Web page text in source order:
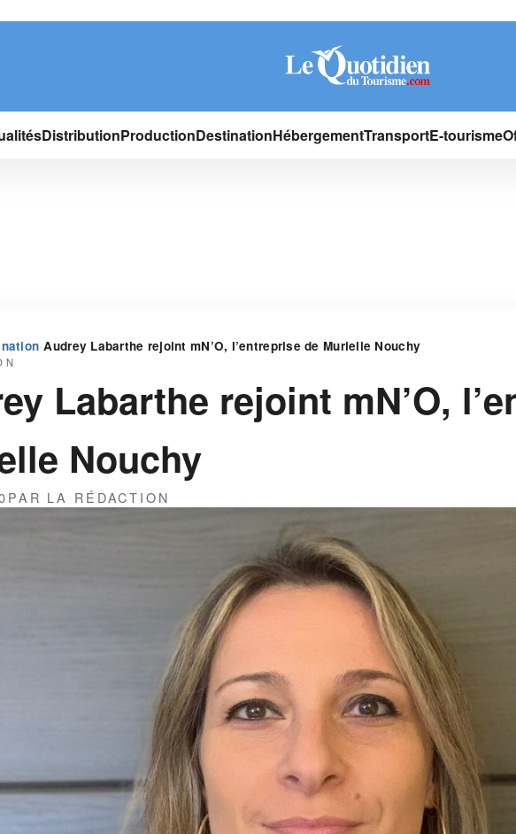
DistributionProductionDestinationHébergementTransportE-tourisme
›Audrey Labarthe rejoint mN’O, l’entreprise de Murielle Nouchy
Labarthe rejoint mN’O,
Nouchy
PAR LA RÉDACTION